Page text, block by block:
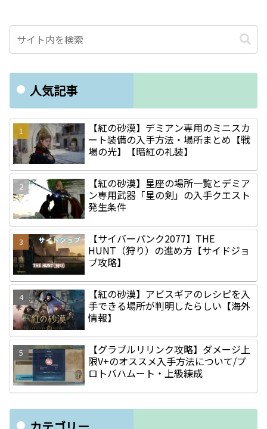
人気記事
【紅の砂漠】デミアン専用のミニスカ
ート装備の入手方法・場所まとめ【戦
場の光】【暗紅の礼装】
【紅の砂漠】星座の場所一覧とデミア
ン専用武器「星の剣」の入手クエスト
発生条件
【サイバーパンク2077】THE
HUNT（狩り）の進め方【サイドジョ
ブ攻略】
【紅の砂漠】アビスギアのレシピを入
手できる場所が判明したらしい【海外
情報】
【グラブルリリンク攻略】ダメージ上
限V+のオススメ入手方法について/プ
ロトバハムート・上級練成